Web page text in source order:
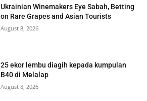
Ukrainian Winemakers Eye Sabah, Betting
on Rare Grapes and Asian Tourists
August 8, 2026
25 ekor lembu diagih kepada kumpulan
B40 di Melalap
August 8, 2026